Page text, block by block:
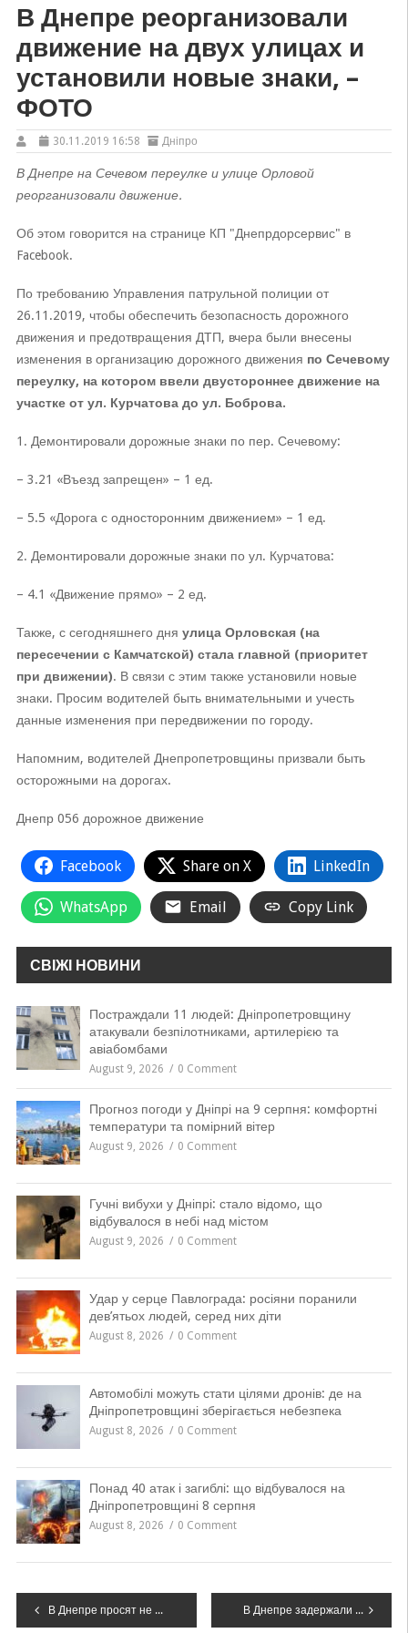
В Днепре реорганизовали
движение на двух улицах и
установили новые знаки, –
ФОТО
30.11.2019 16:58 Дніпро
В Днепре на Сечевом переулке и улице Орловой
реорганизовали движение.
Об этом говорится на странице КП "Днепрдорсервис" в
Facebook.
По требованию Управления патрульной полиции от
26.11.2019, чтобы обеспечить безопасность дорожного
движения и предотвращения ДТП, вчера были внесены
изменения в организацию дорожного движения по Сечевому
переулку, на котором ввели двустороннее движение на
участке от ул. Курчатова до ул. Боброва.
1. Демонтировали дорожные знаки по пер. Сечевому:
– 3.21 «Въезд запрещен» – 1 ед.
– 5.5 «Дорога с односторонним движением» – 1 ед.
2. Демонтировали дорожные знаки по ул. Курчатова:
– 4.1 «Движение прямо» – 2 ед.
Также, с сегодняшнего дня улица Орловская (на
пересечении с Камчатской) стала главной (приоритет
при движении). В связи с этим также установили новые
знаки. Просим водителей быть внимательными и учесть
данные изменения при передвижении по городу.
Напомним, водителей Днепропетровщины призвали быть
осторожными на дорогах.
Днепр 056 дорожное движение
Facebook Share on X LinkedIn
WhatsApp Email Copy Link
СВІЖІ НОВИНИ
Постраждали 11 людей: Дніпропетровщину
атакували безпілотниками, артилерією та
авіабомбами
August 9, 2026 0 Comment
Прогноз погоди у Дніпрі на 9 серпня: комфортні
температури та помірний вітер
August 9, 2026 0 Comment
Гучні вибухи у Дніпрі: стало відомо, що
відбувалося в небі над містом
August 9, 2026 0 Comment
Удар у серце Павлограда: росіяни поранили
дев’ятьох людей, серед них діти
August 8, 2026 0 Comment
Автомобілі можуть стати цілями дронів: де на
Дніпропетровщині зберігається небезпека
August 8, 2026 0 Comment
Понад 40 атак і загиблі: що відбувалося на
Дніпропетровщині 8 серпня
August 8, 2026 0 Comment
Навігація
В Днепре просят не присоединять детскую больницу №2 к коммунальной больнице №5 В Днепре задержали двух подростков, “заминировавших” почти 20 школ: зачем они это делали, – ФОТО